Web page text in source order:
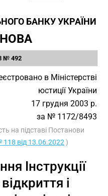
БАНКУ УКРАЇНИ
№ 492
в Міністерстві
юстиції України
17 грудня 2003 р.
за № 1172/8493
на підставі Постанови
118 від 13.06.2022 )
Інструкції
і